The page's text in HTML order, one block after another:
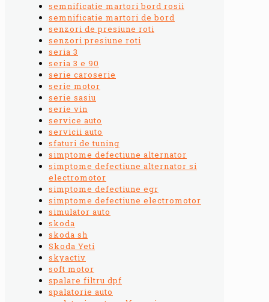
semnificatie martori bord rosii
semnificatie martori de bord
senzori de presiune roti
senzori presiune roti
seria 3
seria 3 e 90
serie caroserie
serie motor
serie sasiu
serie vin
service auto
servicii auto
sfaturi de tuning
simptome defectiune alternator
simptome defectiune alternator si
electromotor
simptome defectiune egr
simptome defectiune electromotor
simulator auto
skoda
skoda sh
Skoda Yeti
skyactiv
soft motor
spalare filtru dpf
spalatorie auto